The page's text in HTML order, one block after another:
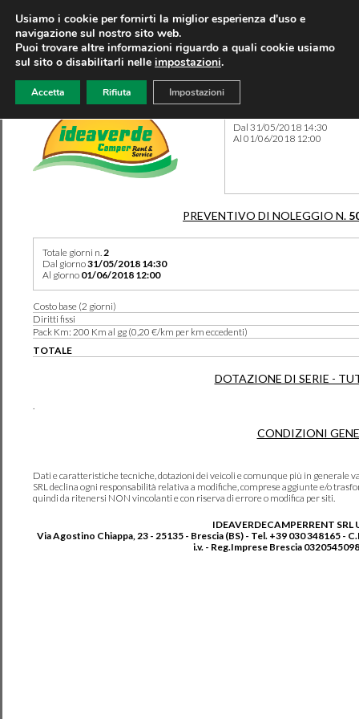
Dal 31/05/2018 14:30
Al 01/06/2018 12:00
PREVENTIVO DI NOLEGGIO N.
Totale giorni n.2
Dal giorno31/05/2018 14:30
Al giorno 01/06/2018 12:00
Costo base (2 giorni)
Diritti fissi
Pack Km: 200 Km al gg (0,20 €/km per km eccedenti)
TOTALE
DOTAZIONE DI SERIE -
.
CONDIZIONI
Dati e caratteristiche tecniche, dotazioni dei veicoli e comunque più in generale
SRL declina ogni responsabilità relativa a modifiche, comprese aggiunte e/o
quindi da ritenersi NON vincolanti e con riserva di errore o modifica per siti.
IDEAVERDECAMPERRENT SRL
Via Agostino Chiappa, 23 - 25135 - Brescia (BS) - Tel. +39 030 348165 -
i.v. - Reg.Imprese Brescia
Usiamo i cookie per fornirti la miglior esperienza d'uso e
navigazione sul nostro sito web.
Puoi trovare altre informazioni riguardo a quali cookie usiamo
sul sito o disabilitarli nelle impostazioni.
Accetta Rifiuta Impostazioni